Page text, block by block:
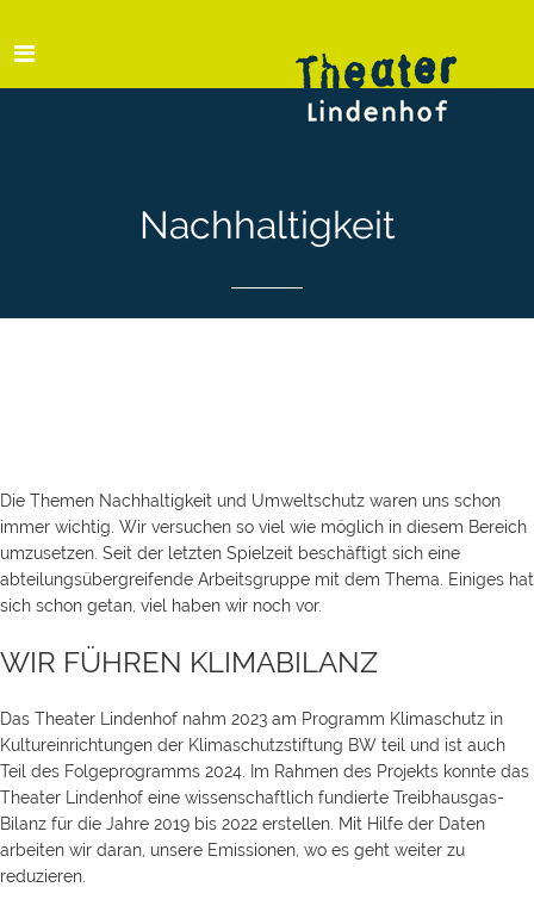
Nachhaltigkeit
Die Themen Nachhaltigkeit und Umweltschutz waren uns schon
immer wichtig. Wir versuchen so viel wie möglich in diesem Bereich
umzusetzen. Seit der letzten Spielzeit beschäftigt sich eine
abteilungsübergreifende Arbeitsgruppe mit dem Thema. Einiges hat
sich schon getan, viel haben wir noch vor.
WIR FÜHREN KLIMABILANZ
Das Theater Lindenhof nahm 2023 am Programm Klimaschutz in
Kultureinrichtungen der Klimaschutzstiftung BW teil und ist auch
Teil des Folgeprogramms 2024. Im Rahmen des Projekts konnte das
Theater Lindenhof eine wissenschaftlich fundierte Treibhausgas-
Bilanz für die Jahre 2019 bis 2022 erstellen. Mit Hilfe der Daten
arbeiten wir daran, unsere Emissionen, wo es geht weiter zu
reduzieren.